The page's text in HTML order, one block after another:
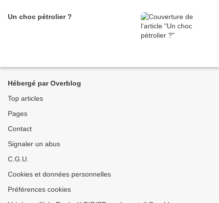
Un choc pétrolier ?
Hébergé par Overblog
Top articles
Pages
Contact
Signaler un abus
C.G.U.
Cookies et données personnelles
Préférences cookies